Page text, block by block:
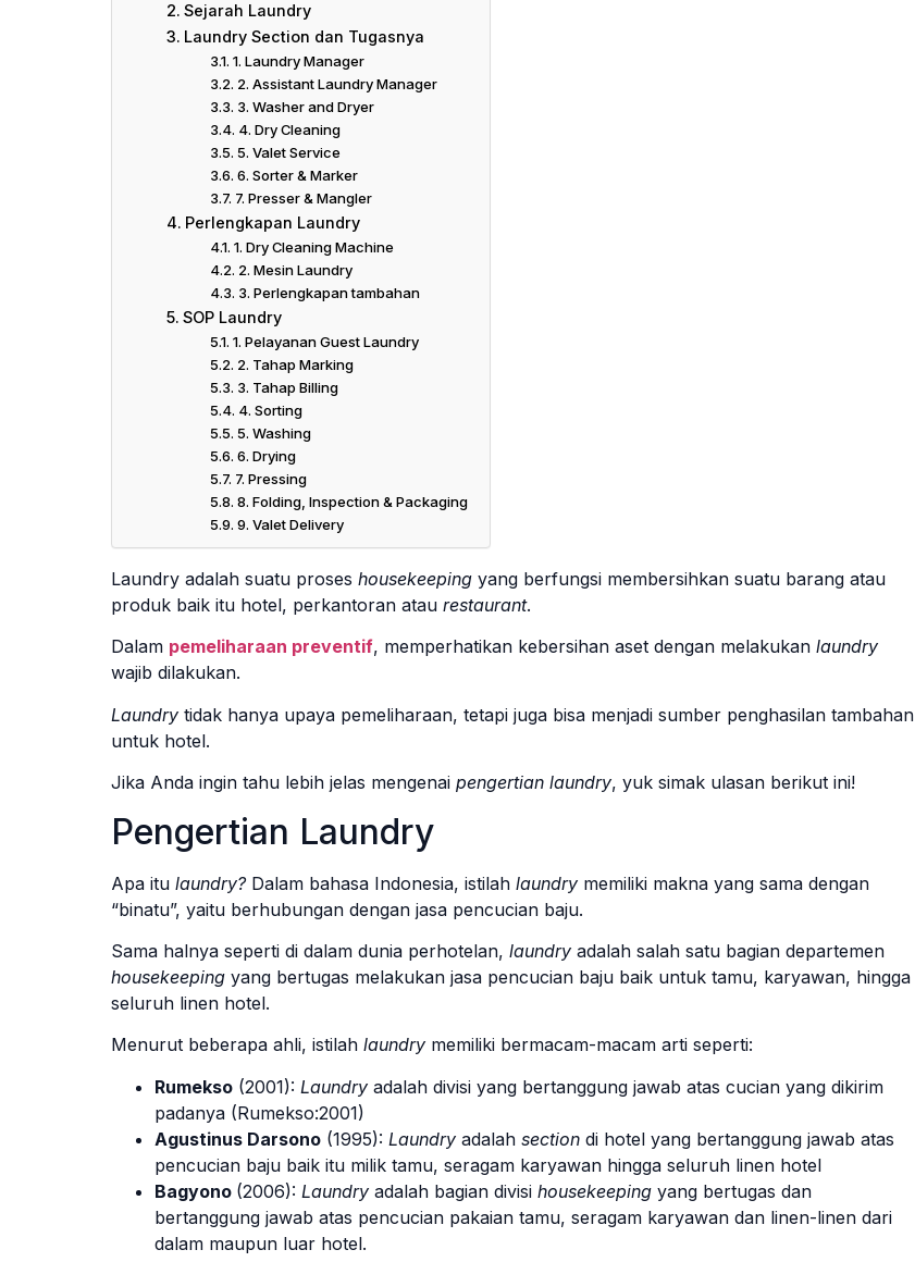
Sejarah Laundry
Laundry Section dan Tugasnya
1. Laundry Manager
2. Assistant Laundry Manager
3. Washer and Dryer
4. Dry Cleaning
5. Valet Service
6. Sorter & Marker
7. Presser & Mangler
Perlengkapan Laundry
1. Dry Cleaning Machine
2. Mesin Laundry
3. Perlengkapan tambahan
SOP Laundry
1. Pelayanan Guest Laundry
2. Tahap Marking
3. Tahap Billing
4. Sorting
5. Washing
6. Drying
7. Pressing
8. Folding, Inspection & Packaging
9. Valet Delivery
Laundry adalah suatu proses housekeeping yang berfungsi membersihkan suatu barang atau
produk baik itu hotel, perkantoran atau restaurant.
Dalam pemeliharaan preventif, memperhatikan kebersihan aset dengan melakukan laundry
wajib dilakukan.
Laundry tidak hanya upaya pemeliharaan, tetapi juga bisa menjadi sumber penghasilan tambahan
untuk hotel.
Jika Anda ingin tahu lebih jelas mengenai pengertian laundry, yuk simak ulasan berikut ini!
Pengertian Laundry
Apa itu laundry? Dalam bahasa Indonesia, istilah laundry memiliki makna yang sama dengan
“binatu”, yaitu berhubungan dengan jasa pencucian baju.
Sama halnya seperti di dalam dunia perhotelan, laundry adalah salah satu bagian departemen
housekeeping yang bertugas melakukan jasa pencucian baju baik untuk tamu, karyawan, hingga
seluruh linen hotel.
Menurut beberapa ahli, istilah laundry memiliki bermacam-macam arti seperti:
Rumekso (2001): Laundry adalah divisi yang bertanggung jawab atas cucian yang dikirim
padanya (Rumekso:2001)
Agustinus Darsono (1995): Laundry adalah section di hotel yang bertanggung jawab atas
pencucian baju baik itu milik tamu, seragam karyawan hingga seluruh linen hotel
Bagyono (2006): Laundry adalah bagian divisi housekeeping yang bertugas dan
bertanggung jawab atas pencucian pakaian tamu, seragam karyawan dan linen-linen dari
dalam maupun luar hotel.